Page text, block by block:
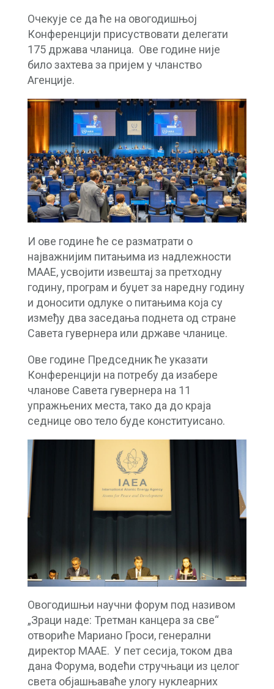
Очекује се да ће на овогодишњој
Конференцији присуствовати делегати
175 држава чланица. Ове године није
било захтева за пријем у чланство
Агенције.
И ове године ће се разматрати о
најважнијим питањима из надлежности
МААЕ, усвојити извештај за претходну
годину, програм и буџет за наредну годину
и доносити одлуке о питањима која су
између два заседања поднета од стране
Савета гувернера или државе чланице.
Ове године Председник ће указати
Конференцији на потребу да изабере
чланове Савета гувернера на 11
упражњених места, тако да до краја
седнице ово тело буде конституисано.
Овогодишњи научни форум под називом
„Зраци наде: Третман канцера за све“
отвориће Мариано Гроси, генерални
директор МААЕ. У пет сесија, током два
дана Форума, водећи стручњаци из целог
света објашњаваће улогу нуклеарних